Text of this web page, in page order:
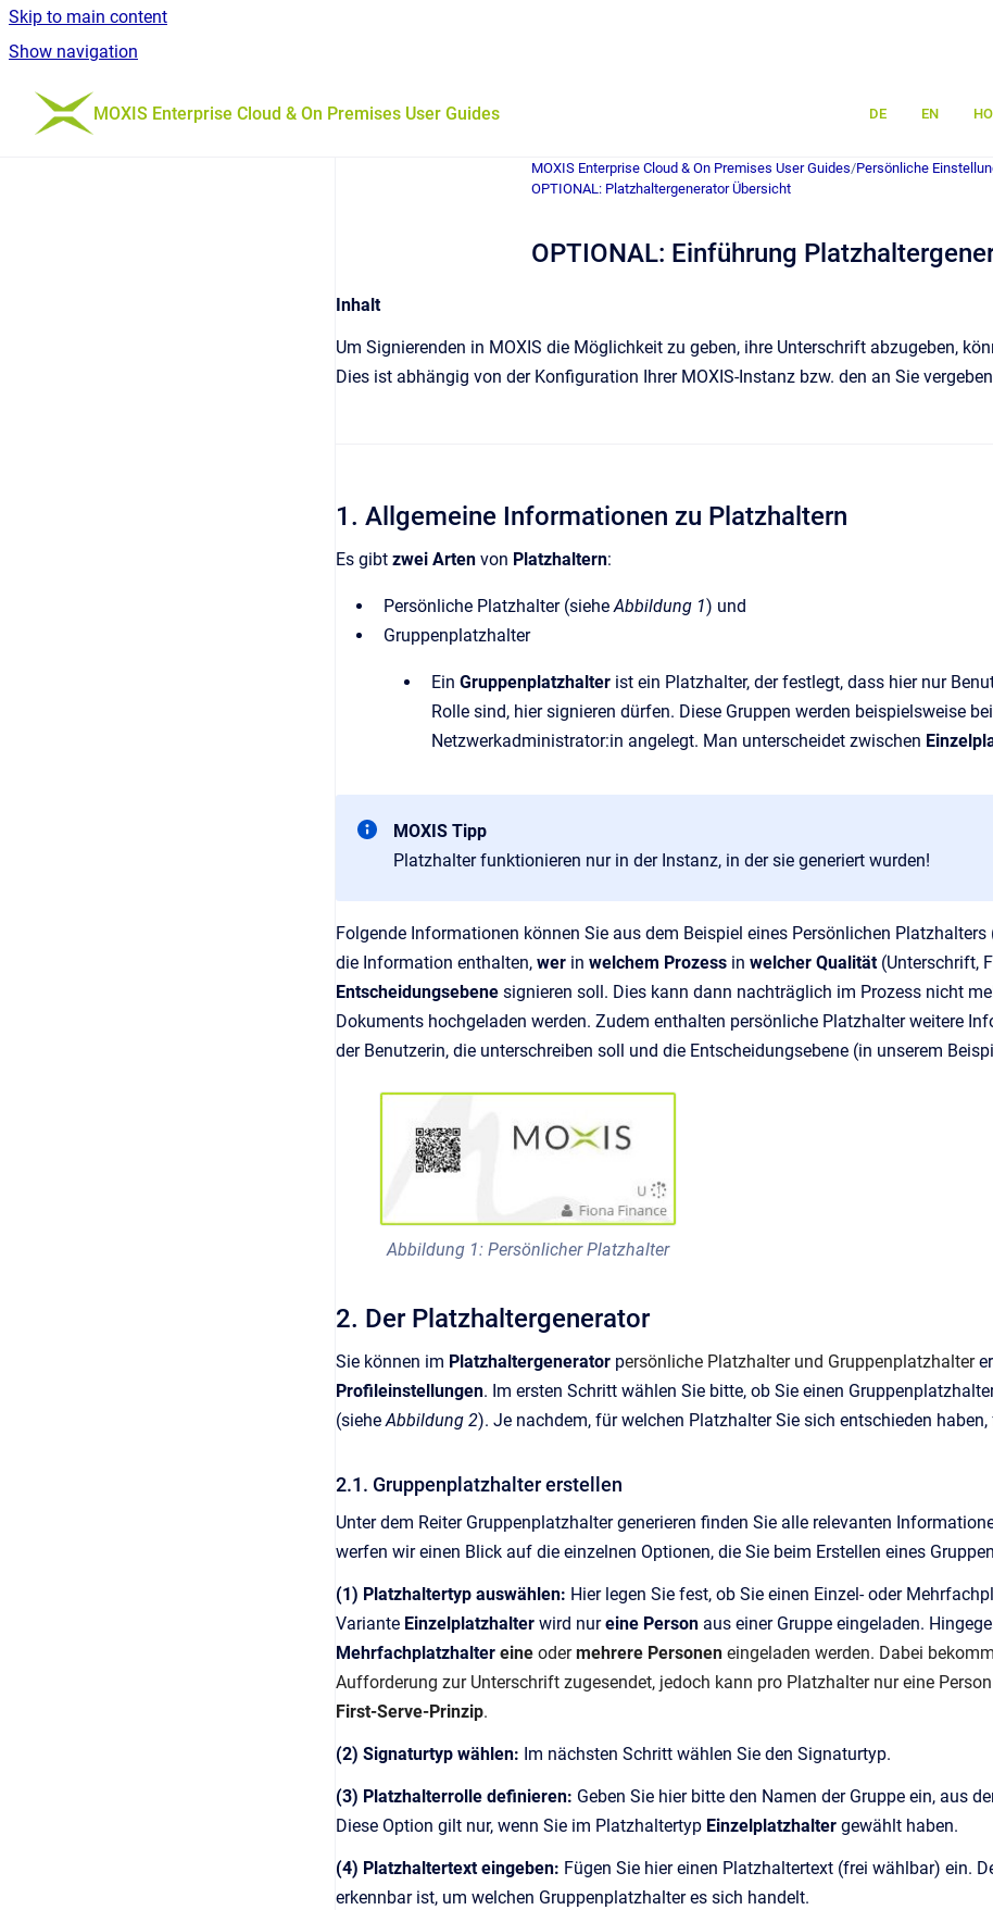
Skip to main content
Show navigation
Go to homepage
MOXIS Enterprise Cloud & On Premises User Guides DE EN
MOXIS Enterprise Cloud & On Premises User Guides/Persönliche
OPTIONAL: Platzhaltergenerator Übersicht
OPTIONAL: Einführung
Inhalt
Um Signierenden in MOXIS die Möglichkeit zu geben, ihre Unterschrift abzugeben,
Dies ist abhängig von der Konfiguration Ihrer MOXIS-Instanz bzw. den an Sie
1. Allgemeine Informationen zu Platzhaltern
Es gibt zwei Arten von Platzhaltern:
Persönliche Platzhalter (sieheAbbildung 1) und
Gruppenplatzhalter
Ein Gruppenplatzhalter ist ein Platzhalter, der festlegt, dass hier nur
Rolle sind, hier signieren dürfen. Diese Gruppen werden beispielsweise
Netzwerkadministrator:in angelegt. Man unterscheidet zwischen
MOXIS Tipp
Platzhalter funktionieren nur in der Instanz, in der sie generiert wurden!
Folgende Informationen können Sie aus dem Beispiel eines Persönlichen
die Information enthalten, wer in welchem Prozess in welcher Qualität(Unterschrift,
Entscheidungsebene signieren soll. Dies kann dann nachträglich im Prozess nicht
Dokuments hochgeladen werden. Zudem enthalten persönliche Platzhalter weitere
der Benutzerin, die unterschreiben soll und die Entscheidungsebene (in unserem
Abbildung 1: Persönlicher Platzhalter
2. Der Platzhaltergenerator
Sie können im Platzhaltergenerator persönliche Platzhalter und Gruppenplatzhalter
Profileinstellungen. Im ersten Schritt wählen Sie bitte, ob Sie einen
(sieheAbbildung 2). Je nachdem, für welchen Platzhalter Sie sich entschieden
2.1. Gruppenplatzhalter erstellen
Unter dem Reiter Gruppenplatzhalter generieren finden Sie alle relevanten
werfen wir einen Blick auf die einzelnen Optionen, die Sie beim Erstellen eines
(1) Platzhaltertyp auswählen: Hier legen Sie fest, ob Sie einen Einzel- oder
Variante Einzelplatzhalter wird nureine Person aus einer Gruppe eingeladen.
Mehrfachplatzhalter eine odermehrere Personen eingeladen werden. Dabei
Aufforderung zur Unterschrift zugesendet, jedoch kann pro Platzhalter nur eine
First-Serve-Prinzip.
(2) Signaturtyp wählen: Im nächsten Schritt wählen Sie den Signaturtyp.
(3) Platzhalterrolle definieren: Geben Sie hier bitte den Namen der Gruppe ein, aus
Diese Option gilt nur, wenn Sie im Platzhaltertyp Einzelplatzhalter gewählt haben.
(4) Platzhaltertext eingeben: Fügen Sie hier einen Platzhaltertext (frei wählbar) ein.
erkennbar ist, um welchen Gruppenplatzhalter es sich handelt.